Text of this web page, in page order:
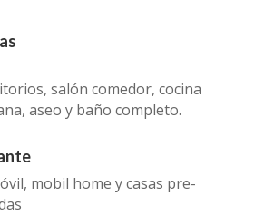
salón comedor, cocina
aseo y baño completo.
mobil home y casas pre-